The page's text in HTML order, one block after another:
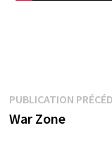
Navigation
de
PUBLICATION
War Zone